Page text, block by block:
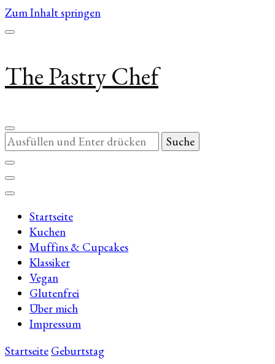
Zum Inhalt springen
The Pastry Chef
Suchst
du
nach
etwas?
Startseite
Kuchen
Muffins & Cupcakes
Klassiker
Vegan
Glutenfrei
Über mich
Impressum
Startseite Geburtstag